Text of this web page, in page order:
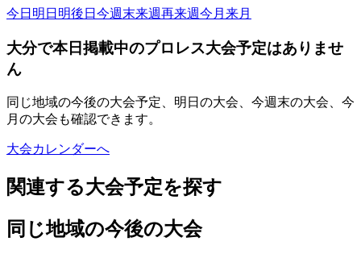
今日 明日 明後日 今週末来週再来週今月 来月
大分で本日掲載中のプロレス大会予定はありませ
ん
同じ地域の今後の大会予定、明日の大会、今週末の大会、今
月の大会も確認できます。
大会カレンダーへ
関連する大会予定を探す
同じ地域の今後の大会